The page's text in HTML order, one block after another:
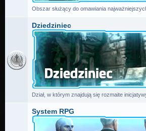
Obszar służący do omawiania
Dziedziniec
Dział, w którym znajdują się rozmaite
System RPG